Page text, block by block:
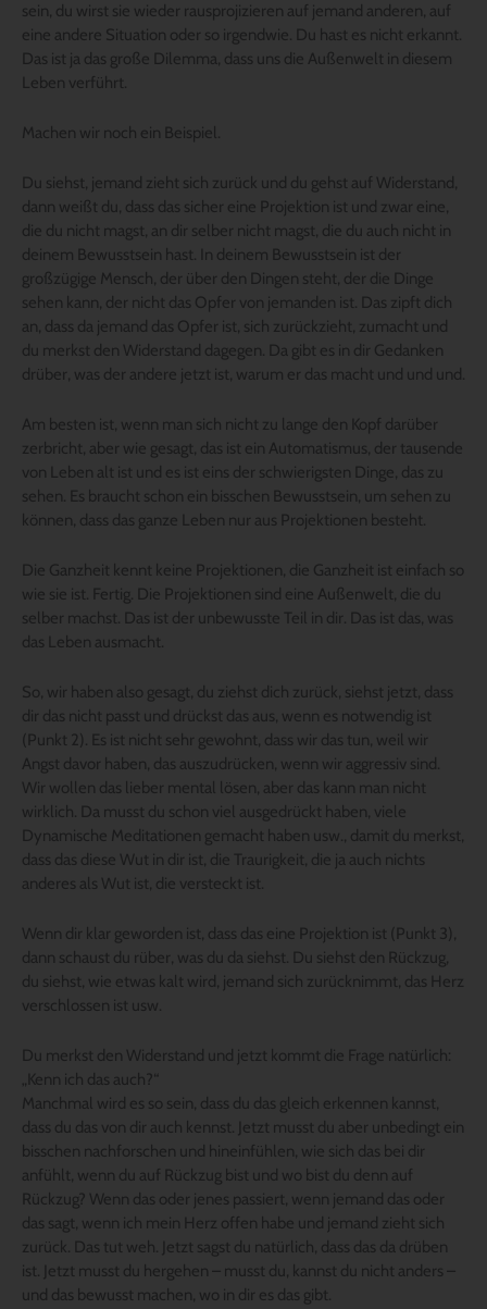
sein, du wirst sie wieder rausprojizieren auf jemand anderen, auf
eine andere Situation oder so irgendwie. Du hast es nicht erkannt.
Das ist ja das große Dilemma, dass uns die Außenwelt in diesem
Leben verführt.
Machen wir noch ein Beispiel.
Du siehst, jemand zieht sich zurück und du gehst auf Widerstand,
dann weißt du, dass das sicher eine Projektion ist und zwar eine,
die du nicht magst, an dir selber nicht magst, die du auch nicht in
deinem Bewusstsein hast. In deinem Bewusstsein ist der
großzügige Mensch, der über den Dingen steht, der die Dinge
sehen kann, der nicht das Opfer von jemanden ist. Das zipft dich
an, dass da jemand das Opfer ist, sich zurückzieht, zumacht und
du merkst den Widerstand dagegen. Da gibt es in dir Gedanken
drüber, was der andere jetzt ist, warum er das macht und und und.
Am besten ist, wenn man sich nicht zu lange den Kopf darüber
zerbricht, aber wie gesagt, das ist ein Automatismus, der tausende
von Leben alt ist und es ist eins der schwierigsten Dinge, das zu
sehen. Es braucht schon ein bisschen Bewusstsein, um sehen zu
können, dass das ganze Leben nur aus Projektionen besteht.
Die Ganzheit kennt keine Projektionen, die Ganzheit ist einfach so
wie sie ist. Fertig. Die Projektionen sind eine Außenwelt, die du
selber machst. Das ist der unbewusste Teil in dir. Das ist das, was
das Leben ausmacht.
So, wir haben also gesagt, du ziehst dich zurück, siehst jetzt, dass
dir das nicht passt und drückst das aus, wenn es notwendig ist
(Punkt 2). Es ist nicht sehr gewohnt, dass wir das tun, weil wir
Angst davor haben, das auszudrücken, wenn wir aggressiv sind.
Wir wollen das lieber mental lösen, aber das kann man nicht
wirklich. Da musst du schon viel ausgedrückt haben, viele
Dynamische Meditationen gemacht haben usw., damit du merkst,
dass das diese Wut in dir ist, die Traurigkeit, die ja auch nichts
anderes als Wut ist, die versteckt ist.
Wenn dir klar geworden ist, dass das eine Projektion ist (Punkt 3),
dann schaust du rüber, was du da siehst. Du siehst den Rückzug,
du siehst, wie etwas kalt wird, jemand sich zurücknimmt, das Herz
verschlossen ist usw.
Du merkst den Widerstand und jetzt kommt die Frage natürlich:
„Kenn ich das auch?“
Manchmal wird es so sein, dass du das gleich erkennen kannst,
dass du das von dir auch kennst. Jetzt musst du aber unbedingt ein
bisschen nachforschen und hineinfühlen, wie sich das bei dir
anfühlt, wenn du auf Rückzug bist und wo bist du denn auf
Rückzug? Wenn das oder jenes passiert, wenn jemand das oder
das sagt, wenn ich mein Herz offen habe und jemand zieht sich
zurück. Das tut weh. Jetzt sagst du natürlich, dass das da drüben
ist. Jetzt musst du hergehen – musst du, kannst du nicht anders –
und das bewusst machen, wo in dir es das gibt.